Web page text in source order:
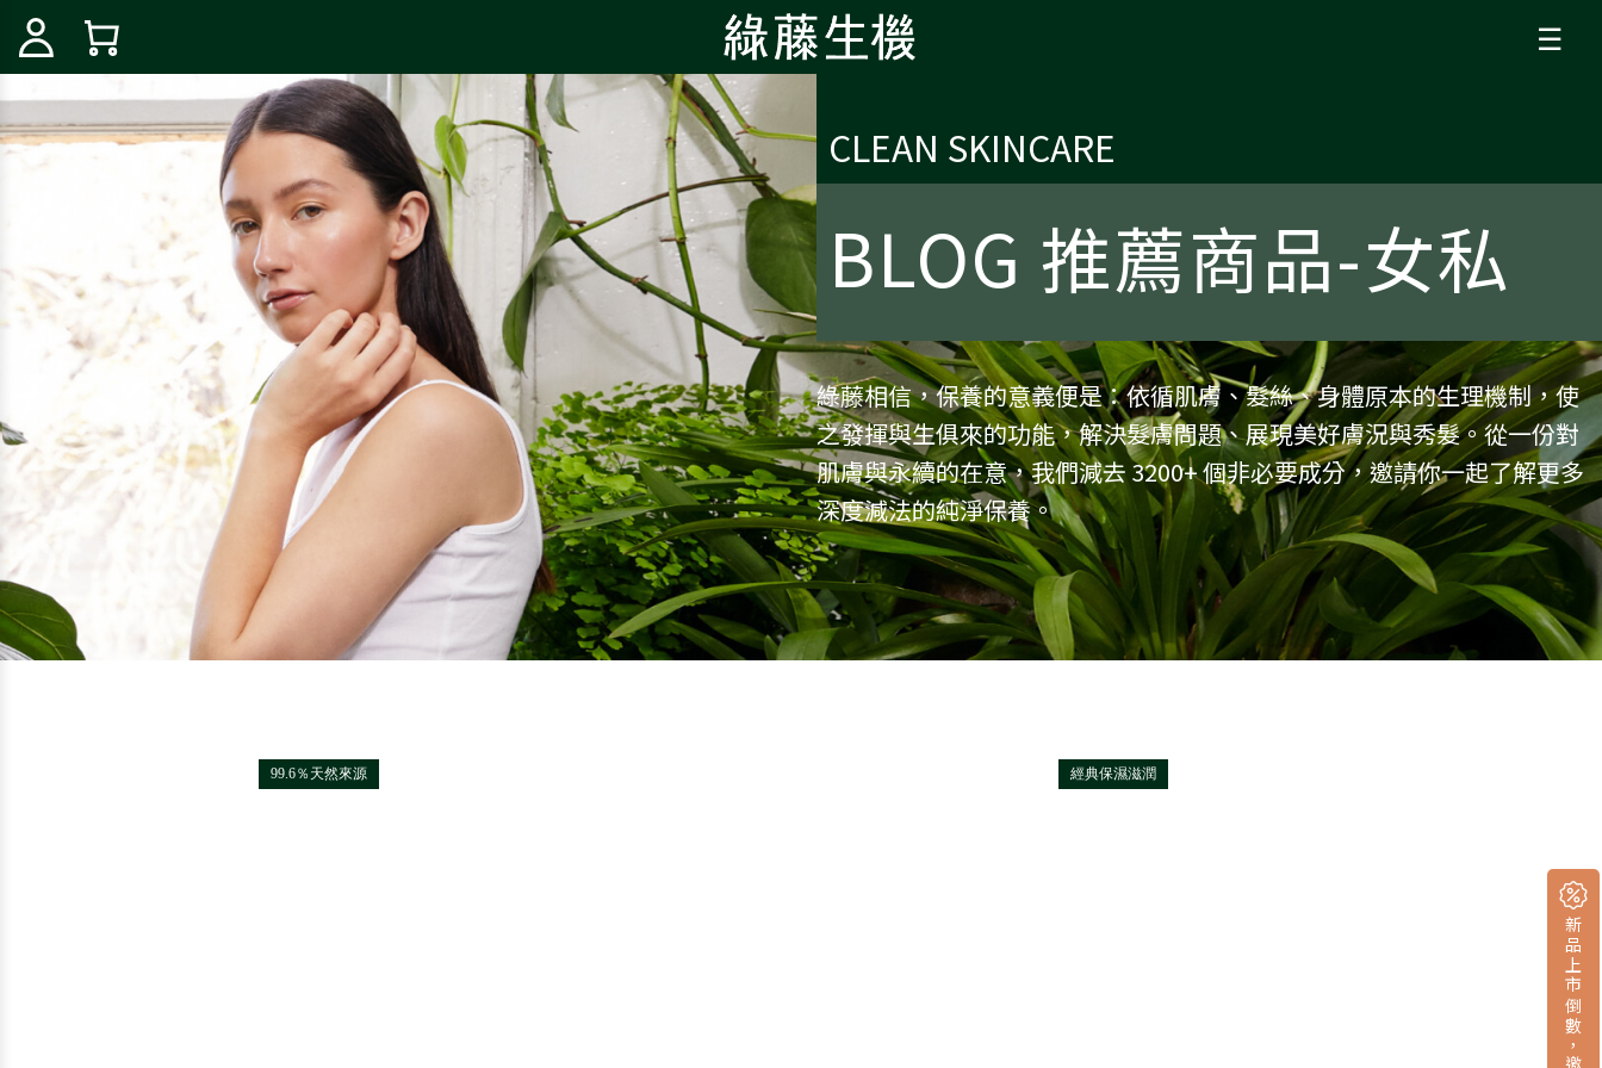
☰
CLEAN SKINCARE
BLOG 推薦商品-女私
綠藤相信，保養的意義便是：依循肌膚、髮絲、身體原本的生理機制，使
之發揮與生俱來的功能，解決髮膚問題、展現美好膚況與秀髮。從一份對
肌膚與永續的在意，我們減去 3200+ 個非必要成分，邀請你一起了解更多
深度減法的純淨保養。
99.6％天然來源 經典保濕滋潤